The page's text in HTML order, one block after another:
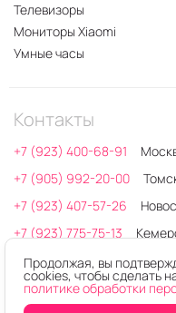
Телевизоры
Мониторы Xiaomi
Умные часы
Контакты
+7 (923) 400-68-91
+7 (905) 992-20-00
+7 (923) 407-57-26
+7 (923) 775-75-13
+7 (923) 405-41-11
Время работы: 10:00 -
Продолжая, вы
cookies, чтобы сделать
политике обработки